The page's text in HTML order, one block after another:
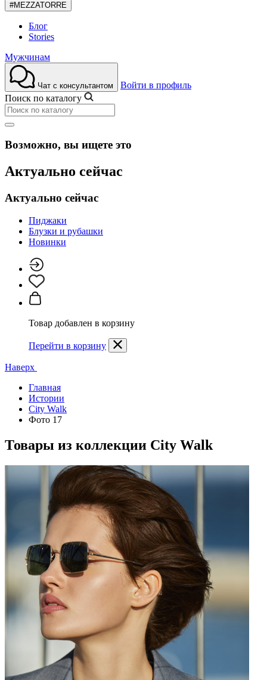
#MEZZATORRE
Блог
Stories
Мужчинам
Чат с консультантом
Войти в профиль
Поиск по каталогу
Возможно, вы ищете это
Актуально сейчас
Актуально сейчас
Пиджаки
Блузки и рубашки
Новинки
Товар добавлен в корзину
Перейти в корзину
Наверх
Главная
Истории
City Walk
Фото 17
Товары из коллекции City Walk